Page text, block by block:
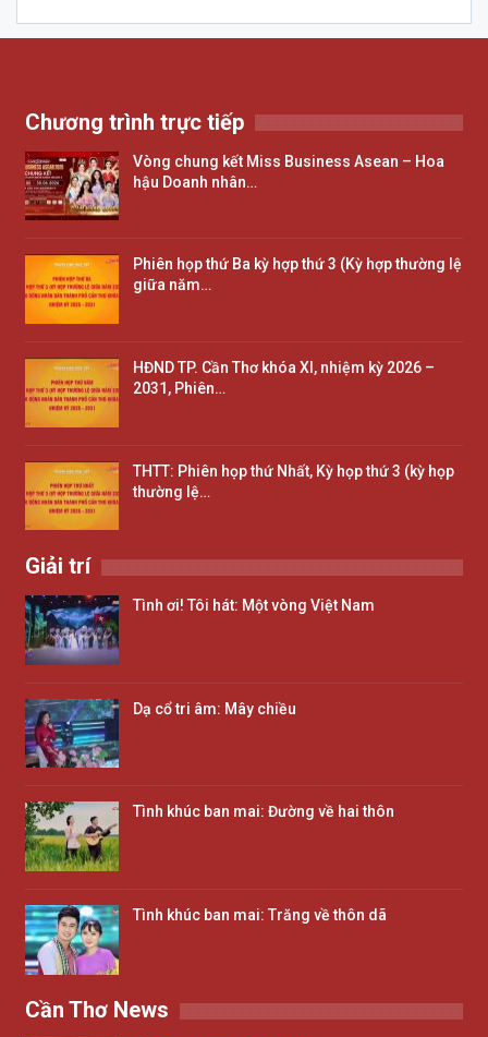
Chương trình trực tiếp
Vòng chung kết Miss Business Asean – Hoa
hậu Doanh nhân…
Phiên họp thứ Ba kỳ hợp thứ 3 (Kỳ hợp thường lệ
giữa năm…
HĐND TP. Cần Thơ khóa XI, nhiệm kỳ 2026 –
2031, Phiên…
THTT: Phiên họp thứ Nhất, Kỳ họp thứ 3 (kỳ họp
thường lệ…
Giải trí
Tình ơi! Tôi hát: Một vòng Việt Nam
Dạ cổ tri âm: Mây chiều
Tình khúc ban mai: Đường về hai thôn
Tình khúc ban mai: Trăng về thôn dã
Cần Thơ News